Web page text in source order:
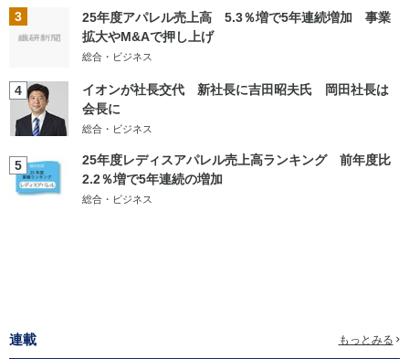
3
25年度アパレル売上高 5.3％増で5年連続増加 事業
拡大やM&Aで押し上げ
総合・ビジネス
4
イオンが社長交代 新社長に吉田昭夫氏 岡田社長は
会長に
総合・ビジネス
5
25年度レディスアパレル売上高ランキング 前年度比
2.2％増で5年連続の増加
総合・ビジネス
連載 もっとみる